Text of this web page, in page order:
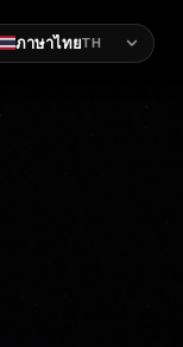
ภาษาไทยTH